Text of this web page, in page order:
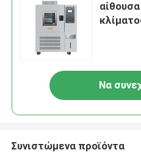
Να
Συνιστώμενα προϊόντα